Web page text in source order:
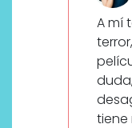
A mí
tiene